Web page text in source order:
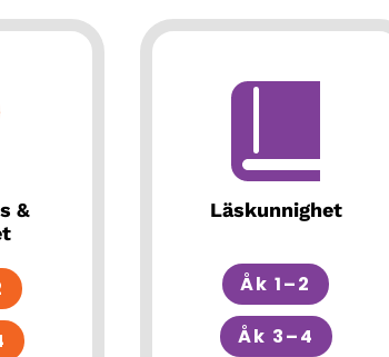
&
Läskunnighet
Åk 1–2
Åk 3–4